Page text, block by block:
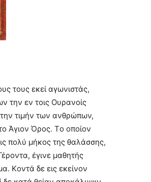
τους εκεί αγωνιστάς,
την εν τοις Oυρανοίς
την τιμήν των ανθρώπων,
Άγιον Όρος. Tο οποίον
πολύ μήκος της θαλάσσης,
έγινε μαθητής
Kοντά δε εις εκείνον